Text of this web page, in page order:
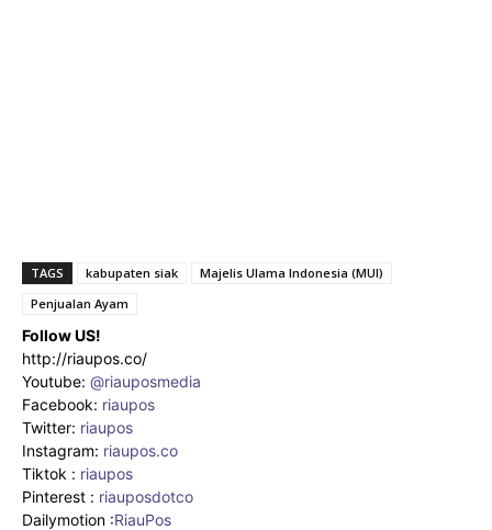
TAGS kabupaten siak
Majelis Ulama Indonesia (MUI)
Penjualan Ayam
Follow US!
http://riaupos.co/
Youtube: @riauposmedia
Facebook: riaupos
Twitter: riaupos
Instagram: riaupos.co
Tiktok : riaupos
Pinterest : riauposdotco
Dailymotion :RiauPos